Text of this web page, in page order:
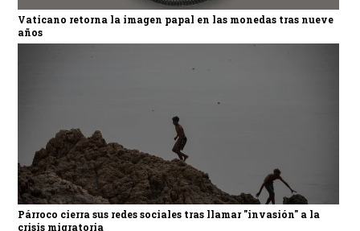
Vaticano retorna la imagen papal en las monedas tras nueve
años
Párroco cierra sus redes sociales tras llamar "invasión" a la
crisis migratoria